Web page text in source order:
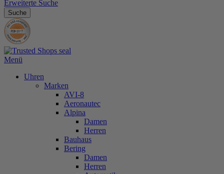
Erweiterte Suche
Suche
Menü
Uhren
Marken
AVI-8
Aeronautec
Alpina
Damen
Herren
Bauhaus
Bering
Damen
Herren